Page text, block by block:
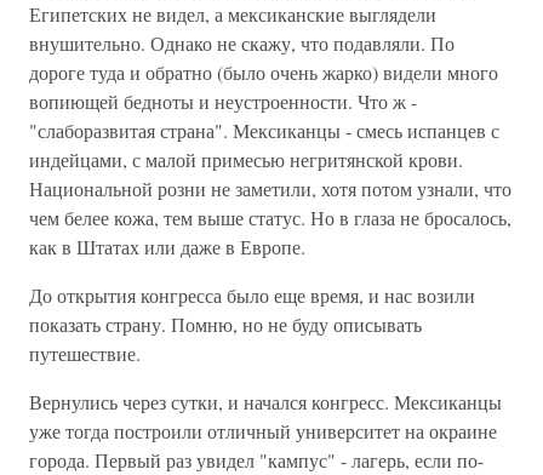
Египетских не видел, а мексиканские выглядели
внушительно. Однако не скажу, что подавляли. По
дороге туда и обратно (было очень жарко) видели много
вопиющей бедноты и неустроенности. Что ж -
"слаборазвитая страна". Мексиканцы - смесь испанцев с
индейцами, с малой примесью негритянской крови.
Национальной розни не заметили, хотя потом узнали, что
чем белее кожа, тем выше статус. Но в глаза не бросалось,
как в Штатах или даже в Европе.
До открытия конгресса было еще время, и нас возили
показать страну. Помню, но не буду описывать
путешествие.
Вернулись через сутки, и начался конгресс. Мексиканцы
уже тогда построили отличный университет на окраине
города. Первый раз увидел "кампус" - лагерь, если по-